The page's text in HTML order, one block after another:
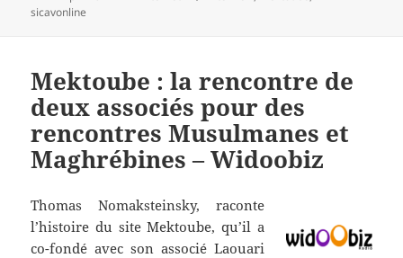
on
sicavonline
Mektoube : la rencontre de
deux associés pour des
rencontres Musulmanes et
Maghrébines – Widoobiz
Thomas Nomaksteinsky, raconte
l’histoire du site Mektoube, qu’il a
co-fondé avec son associé Laouari